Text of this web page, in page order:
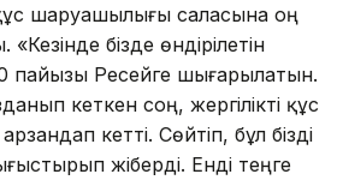
шаруашылығы саласына оң
«Кезінде бізде өндірілетін
пайызы Ресейге шығарылатын.
кеткен соң, жергілікті құс
кетті. Сөйтіп, бұл бізді
жіберді. Енді теңге